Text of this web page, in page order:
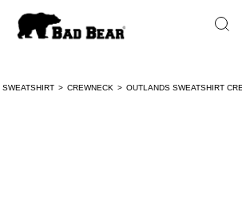
SWEATSHIRT CREWNECK OUTLANDS SWEATSHIRT